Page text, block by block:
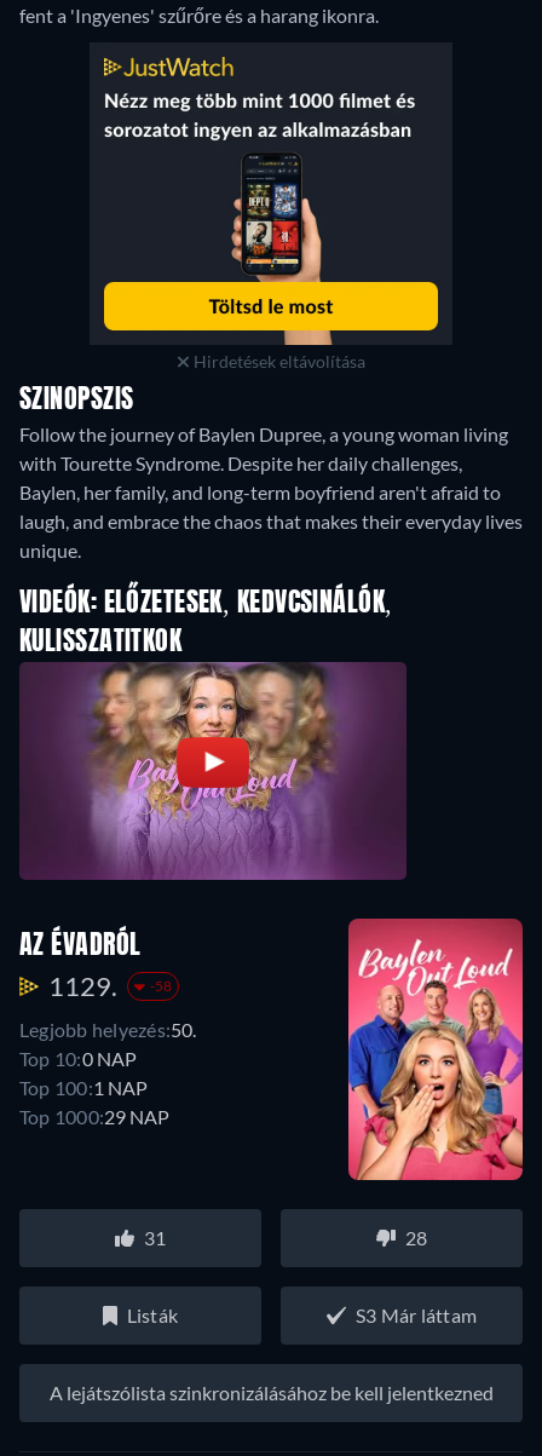
fent a 'Ingyenes' szűrőre és a harang ikonra.
Hirdetések eltávolítása
SZINOPSZIS
Follow the journey of Baylen Dupree, a young woman living
with Tourette Syndrome. Despite her daily challenges,
Baylen, her family, and long-term boyfriend aren't afraid to
laugh, and embrace the chaos that makes their everyday lives
unique.
VIDEÓK: ELŐZETESEK, KEDVCSINÁLÓK,
KULISSZATITKOK
AZ ÉVADRÓL
1129. -58
Legjobb helyezés:50.
Top 10:0 NAP
Top 100:1 NAP
Top 1000:29 NAP
31 28
Listák S3 Már láttam
A lejátszólista szinkronizálásához be kell jelentkezned